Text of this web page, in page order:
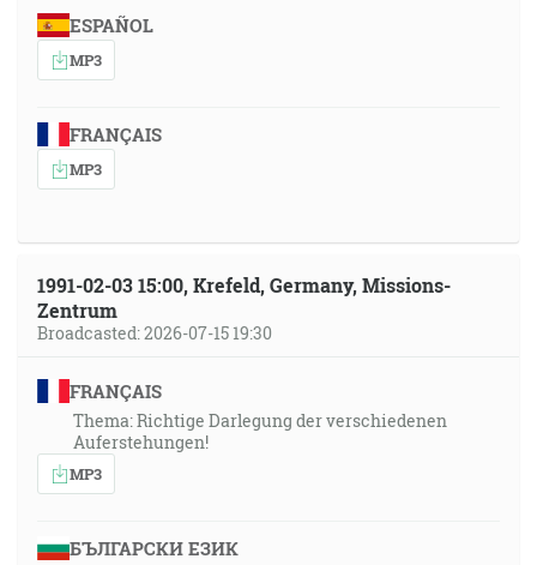
ESPAÑOL
MP3
FRANÇAIS
MP3
1991-02-03 15:00, Krefeld, Germany, Missions-
Zentrum
Broadcasted: 2026-07-15 19:30
FRANÇAIS
Thema: Richtige Darlegung der verschiedenen
Auferstehungen!
MP3
БЪЛГАРСКИ ЕЗИК